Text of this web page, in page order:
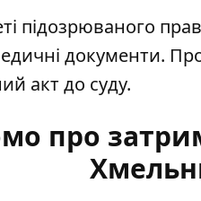
підозрюваного
документи.
акт до суду.
про